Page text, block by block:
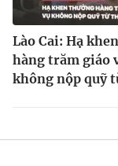
Lào Cai: Hạ
hàng trăm giáo
không nộp quỹ